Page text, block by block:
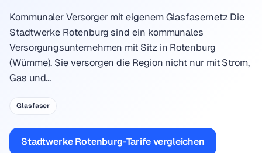
Kommunaler Versorger mit eigenem Glasfasernetz Die
Stadtwerke Rotenburg sind ein kommunales
Versorgungsunternehmen mit Sitz in Rotenburg
(Wümme). Sie versorgen die Region nicht nur mit Strom,
Gas und…
Glasfaser
Stadtwerke Rotenburg-Tarife vergleichen